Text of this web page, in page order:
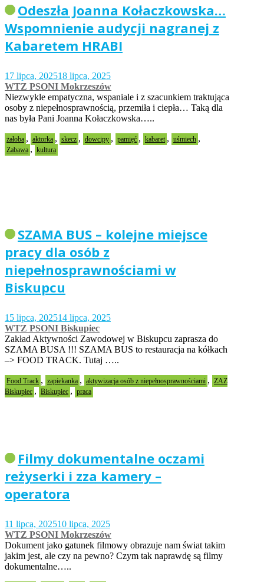
Odeszła Joanna Kołaczkowska…
Wspomnienie audycji nagranej z
Kabaretem HRABI
17 lipca, 202518 lipca, 2025
WTZ PSONI Mokrzeszów
Niezwykle empatyczna, wspaniale i z szacunkiem traktująca
osoby z niepełnosprawnością, przemiła i ciepła… Taką dla
nas była Pani Joanna Kołaczkowska…..
żałoba , aktorka , skecz , dowcipy , pamięć , kabaret , uśmiech ,
Zabawa , kultura
SZAMA BUS – kolejne miejsce
pracy dla osób z
niepełnosprawnościami w
Biskupcu
15 lipca, 202514 lipca, 2025
WTZ PSONI Biskupiec
Zakład Aktywności Zawodowej w Biskupcu zaprasza do
SZAMA BUSA !!! SZAMA BUS to restauracja na kółkach
–> FOOD TRACK. Tutaj …..
Food Track , zapiekanka , aktywizacja osób z niepełnosprawnościami ,
ZAZ
Biskupiec , Biskupiec , praca
Filmy dokumentalne oczami
reżyserki i zza kamery –
operatora
11 lipca, 202510 lipca, 2025
WTZ PSONI Mokrzeszów
Dokument jako gatunek filmowy obrazuje nam świat takim
jakim jest, ale czy na pewno? Czym tak naprawdę są filmy
dokumentalne…..